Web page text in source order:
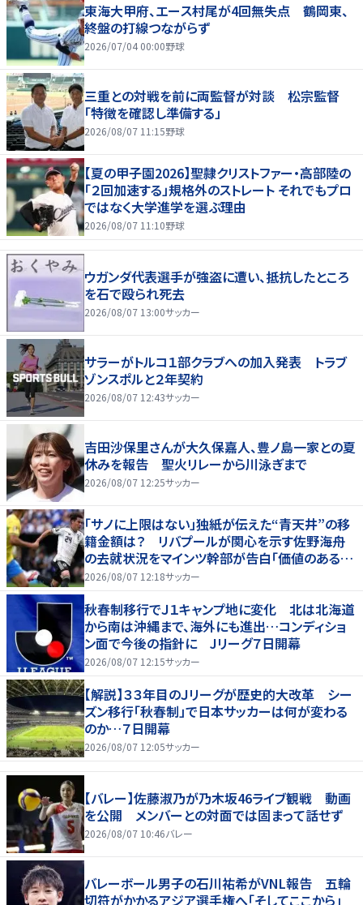
東海大甲府、エース村尾が4回無失点 鶴岡東、
終盤の打線つながらず
2026/07/04 00:00野球
三重との対戦を前に両監督が対談 松宗監督
「特徴を確認し準備する」
2026/08/07 11:15野球
【夏の甲子園2026】聖隷クリストファー・高部陸の
「２回加速する」規格外のストレート それでもプロ
ではなく大学進学を選ぶ理由
2026/08/07 11:10野球
ウガンダ代表選手が強盗に遭い、抵抗したところ
を石で殴られ死去
2026/08/07 13:00サッカー
サラーがトルコ１部クラブへの加入発表 トラブ
ゾンスポルと２年契約
2026/08/07 12:43サッカー
吉田沙保里さんが大久保嘉人、豊ノ島一家との夏
休みを報告 聖火リレーから川泳ぎまで
2026/08/07 12:25サッカー
「サノに上限はない」独紙が伝えた“青天井”の移
籍金額は？ リバプールが関心を示す佐野海舟
の去就状況をマインツ幹部が告白「価値のあるも
のになる」
2026/08/07 12:18サッカー
秋春制移行でＪ１キャンプ地に変化 北は北海道
から南は沖縄まで、海外にも進出…コンディショ
ン面で今後の指針に Jリーグ７日開幕
2026/08/07 12:15サッカー
【解説】３３年目のＪリーグが歴史的大改革 シー
ズン移行「秋春制」で日本サッカーは何が変わる
のか…７日開幕
2026/08/07 12:05サッカー
【バレー】佐藤淑乃が乃木坂46ライブ観戦 動画
を公開 メンバーとの対面では固まって話せず
2026/08/07 10:46バレー
バレーボール男子の石川祐希がVNL報告 五輪
切符がかかるアジア選手権へ「そしてここから」